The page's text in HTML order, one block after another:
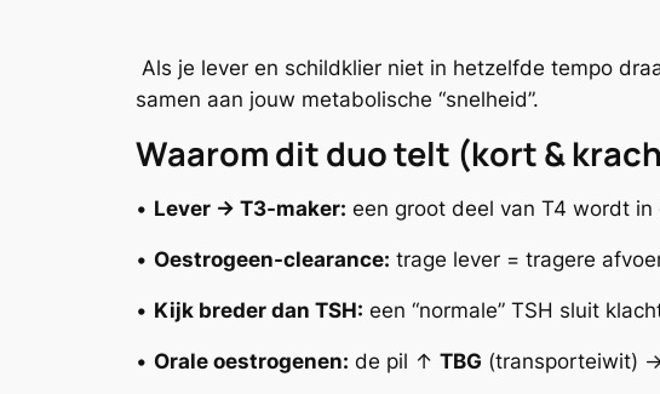
Als je lever en schildklier niet in hetzelfde tempo
samen aan jouw metabolische “snelheid”.
Waarom dit duo telt (kort &
• Lever → T3-maker: een groot deel van T4 wordt
• Oestrogeen-clearance: trage lever = tragere
• Kijk breder dan TSH: een “normale” TSH sluit
• Orale oestrogenen: de pil ↑ TBG (transporteiwit)